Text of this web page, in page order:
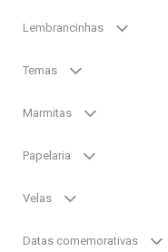
Lembrancinhas
Temas
Marmitas
Papelaria
Velas
Datas comemorativas